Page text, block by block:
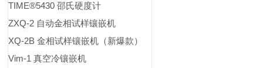
TIME®5430 邵氏硬度计
ZXQ-2 自动金相试样镶嵌机
XQ-2B 金相试样镶嵌机（新爆款）
Vim-1 真空冷镶嵌机